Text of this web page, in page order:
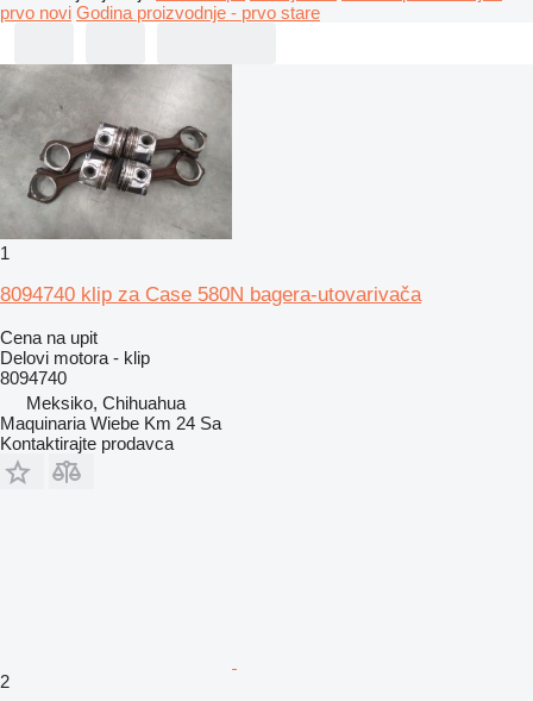
prvo novi Godina proizvodnje - prvo stare
1
8094740 klip za Case 580N bagera-utovarivača
Cena na upit
Delovi motora - klip
8094740
Meksiko, Chihuahua
Maquinaria Wiebe Km 24 Sa
Kontaktirajte prodavca
2